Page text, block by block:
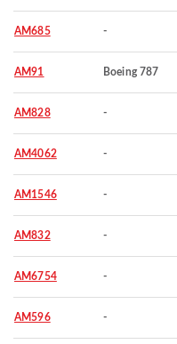
AM685 -
AM91 Boeing 787
AM828 -
AM4062 -
AM1546 -
AM832 -
AM6754 -
AM596 -